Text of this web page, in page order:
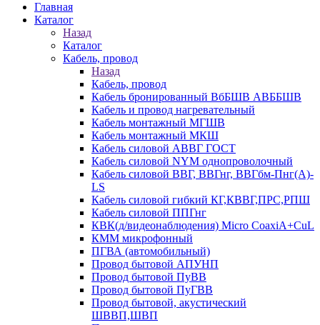
Главная
Каталог
Назад
Каталог
Кабель, провод
Назад
Кабель, провод
Кабель бронированный ВбБШВ АВББШВ
Кабель и провод нагревательный
Кабель монтажный МГШВ
Кабель монтажный МКШ
Кабель силовой АВВГ ГОСТ
Кабель силовой NYM однопроволочный
Кабель силовой ВВГ, ВВГнг, ВВГбм-Пнг(А)-
LS
Кабель силовой гибкий КГ,КВВГ,ПРС,РПШ
Кабель силовой ППГнг
КВК(д/видеонаблюдения) Micro CoaxiA+CuL
КММ микрофонный
ПГВА (автомобильный)
Провод бытовой АПУНП
Провод бытовой ПуВВ
Провод бытовой ПуГВВ
Провод бытовой, акустический
ШВВП,ШВП